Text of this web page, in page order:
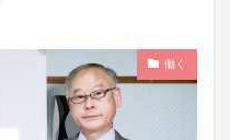
働く